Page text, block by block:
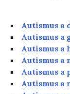
Autismus a
Autismus a
Autismus a
Autismus a
Autismus a
Autismus a